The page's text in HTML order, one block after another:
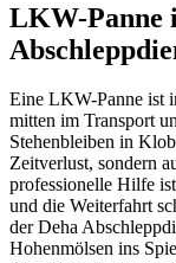
LKW-Panne
Eine LKW-Panne ist
mitten im Transport
Stehenbleiben in
Zeitverlust, sondern
professionelle Hilfe
und die Weiterfahrt
der Deha
Hohenmölsen ins